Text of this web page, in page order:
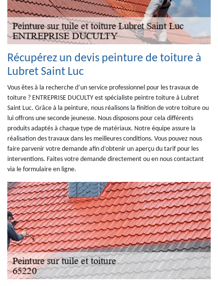
Récupérez un devis peinture de toiture à
Lubret Saint Luc
Vous êtes à la recherche d’un service professionnel pour les travaux de
toiture ? ENTREPRISE DUCULTY est spécialiste peintre toiture à Lubret
Saint Luc. Grâce à la peinture, nous réalisons la finition de votre toiture ou
lui offrons une seconde jeunesse. Nous disposons pour cela différents
produits adaptés à chaque type de matériaux. Notre équipe assure la
réalisation des travaux dans les meilleures conditions. Vous pouvez nous
faire parvenir votre demande afin d’obtenir un aperçu du tarif pour les
interventions. Faites votre demande directement ou en nous contactant
via le formulaire en ligne.